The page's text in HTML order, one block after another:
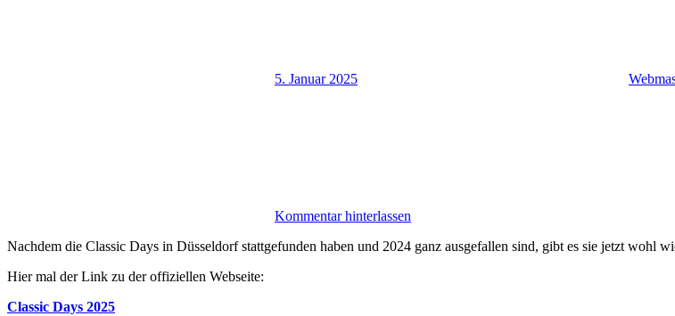
5. Januar 2025
Kommentar hinterlassen
Nachdem die Classic Days in Düsseldorf stattgefunden haben und 2024 ganz ausgefallen sind, gibt es sie jetzt wohl
Hier mal der Link zu der offiziellen Webseite:
Classic Days 2025